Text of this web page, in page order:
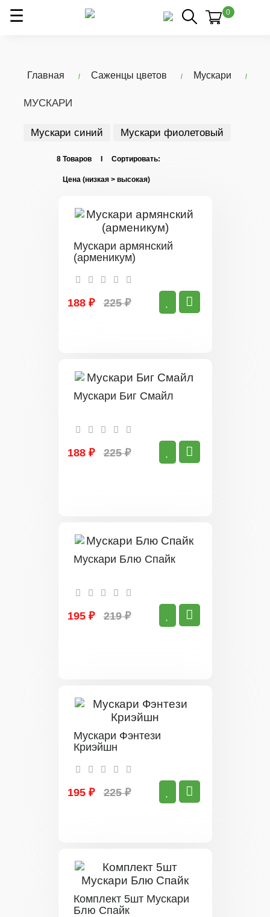
0
Главная Саженцы цветов Мускари
МУСКАРИ
Мускари синий Мускари фиолетовый
8 Товаров I Сортировать:
Мускари армянский
(арменикум)
188 ₽ 225 ₽
Мускари Биг Смайл
188 ₽ 225 ₽
Мускари Блю Спайк
195 ₽ 219 ₽
Мускари Фэнтези
Криэйшн
195 ₽ 225 ₽
Комплект 5шт Мускари
Блю Спайк